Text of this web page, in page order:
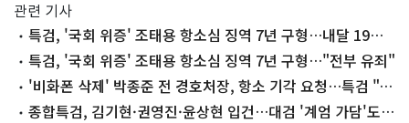
관련 기사
특검, '국회 위증' 조태용 항소심 징역 7년 구형…내달 19일
선고(종합)
특검, '국회 위증' 조태용 항소심 징역 7년 구형…"전부 유죄"
'비화폰 삭제' 박종준 전 경호처장, 항소 기각 요청…특검 "징
역 3년"
종합특검, 김기현·권영진·윤상현 입건…대검 '계엄 가담'도